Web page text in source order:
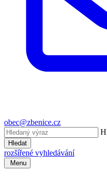
obec@zbenice.cz
Hledat
rozšířené vyhledávání
Menu